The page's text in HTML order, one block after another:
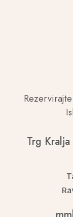
Trg